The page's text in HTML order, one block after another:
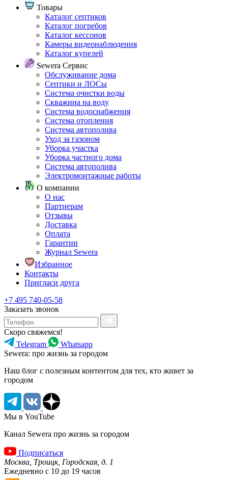
Товары
Каталог септиков
Каталог погребов
Каталог кессонов
Камеры видеонаблюдения
Каталог купелей
Sewera Сервис
Обслуживание дома
Септики и ЛОСы
Система очистки воды
Скважина на воду
Система водоснабжения
Система отопления
Система автополива
Уход за газоном
Уборка участка
Уборка частного дома
Система автополива
Электромонтажные работы
О компании
О нас
Партнерам
Отзывы
Доставка
Оплата
Гарантии
Журнал Sewera
Избранное
Контакты
Пригласи друга
+7 495 740-05-58
Заказать звонок
Скоро свяжемся!
Telegram
Whatsapp
Sewera: про жизнь за городом
Наш блог c полезным контентом для тех, кто живет за
городом
Мы в YouTube
Канал Sewera про жизнь за городом
Подписаться
Москва, Троицк, Городская, д. 1
Ежедневно с 10 до 19 часов